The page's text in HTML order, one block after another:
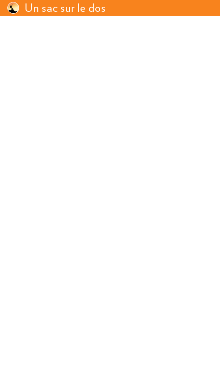
Un sac sur le dos